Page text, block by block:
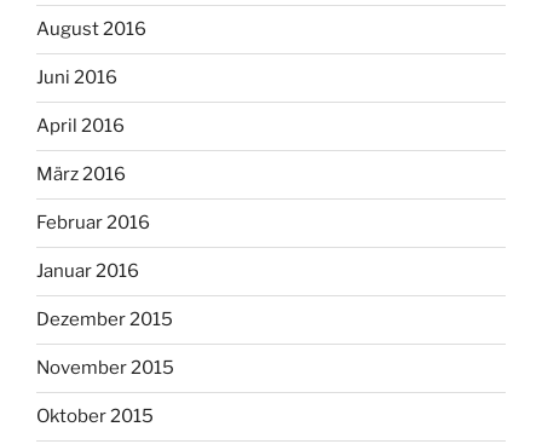
August 2016
Juni 2016
April 2016
März 2016
Februar 2016
Januar 2016
Dezember 2015
November 2015
Oktober 2015